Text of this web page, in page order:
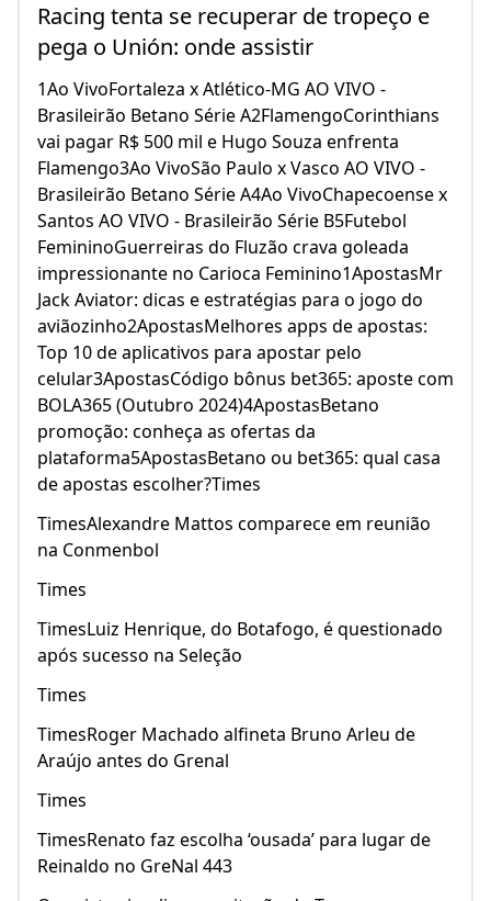
Racing tenta se recuperar de tropeço e
pega o Unión: onde assistir
1Ao VivoFortaleza x Atlético-MG AO VIVO -
Brasileirão Betano Série A2FlamengoCorinthians
vai pagar R$ 500 mil e Hugo Souza enfrenta
Flamengo3Ao VivoSão Paulo x Vasco AO VIVO -
Brasileirão Betano Série A4Ao VivoChapecoense x
Santos AO VIVO - Brasileirão Série B5Futebol
FemininoGuerreiras do Fluzão crava goleada
impressionante no Carioca Feminino1ApostasMr
Jack Aviator: dicas e estratégias para o jogo do
aviãozinho2ApostasMelhores apps de apostas:
Top 10 de aplicativos para apostar pelo
celular3ApostasCódigo bônus bet365: aposte com
BOLA365 (Outubro 2024)4ApostasBetano
promoção: conheça as ofertas da
plataforma5ApostasBetano ou bet365: qual casa
de apostas escolher?Times
TimesAlexandre Mattos comparece em reunião
na Conmenbol
Times
TimesLuiz Henrique, do Botafogo, é questionado
após sucesso na Seleção
Times
TimesRoger Machado alfineta Bruno Arleu de
Araújo antes do Grenal
Times
TimesRenato faz escolha ‘ousada’ para lugar de
Reinaldo no GreNal 443